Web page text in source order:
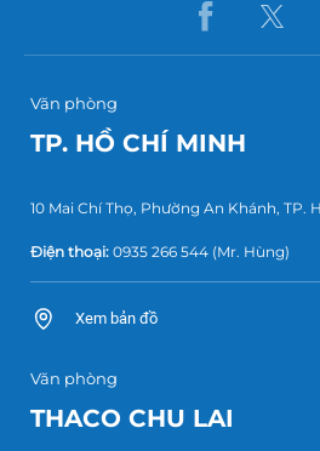
Văn phòng
TP. HỒ CHÍ MINH
10 Mai Chí Thọ, Phường An Khánh, TP.
Điện thoại: 0935 266 544 (Mr. Hùng)
Xem bản đồ
Văn phòng
THACO CHU LAI